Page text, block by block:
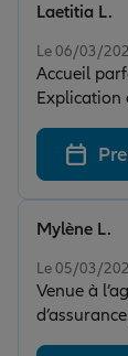
Le 06/03/
Accueil
Explication
Laetitia L.
Le 05/03/
Venue à
mes
Mylène L.